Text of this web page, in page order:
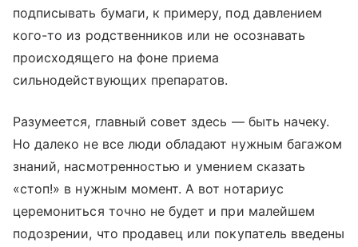
подписывать бумаги, к примеру, под давлением
кого-то из родственников или не осознавать
происходящего на фоне приема
сильнодействующих препаратов.
Разумеется, главный совет здесь — быть начеку.
Но далеко не все люди обладают нужным багажом
знаний, насмотренностью и умением сказать
«стоп!» в нужным момент. А вот нотариус
церемониться точно не будет и при малейшем
подозрении, что продавец или покупатель введены